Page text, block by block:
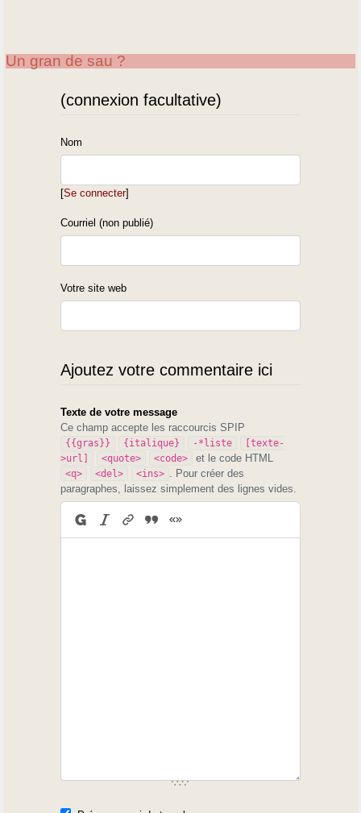
Un gran de sau ?
(connexion facultative)
Nom
[Se connecter]
Courriel (non publié)
Votre site web
Ajoutez votre commentaire ici
Texte de votre message
Ce champ accepte les raccourcis SPIP
{{gras}} {italique} -*liste
[texte-
>url]
<quote> <code> et le code HTML
<q> <del> <ins>
. Pour créer des
paragraphes, laissez simplement des lignes vides.